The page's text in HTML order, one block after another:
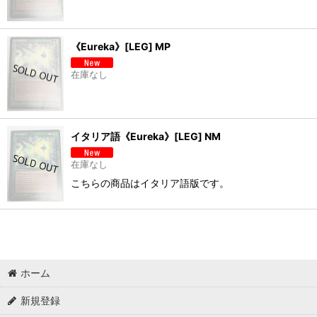
《Eureka》[LEG] MP
在庫なし
イタリア語《Eureka》[LEG] NM
在庫なし
こちらの商品はイタリア語版です。
ホーム
新規登録